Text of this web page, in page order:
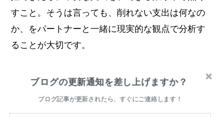
すこと。そうは言っても、削れない支出は何なの
か、をパートナーと一緒に現実的な観点で分析す
ることが大切です。
会社を辞めると言うことは、ある意味、会社に
ブログの更新通知を差し上げますか？
ブログ記事が更新されたら、すぐにご連絡します！